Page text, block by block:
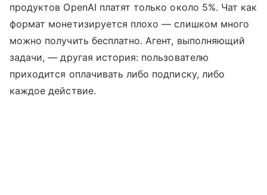
продуктов OpenAI платят только около 5%. Чат как
формат монетизируется плохо — слишком много
можно получить бесплатно. Агент, выполняющий
задачи, — другая история: пользователю
приходится оплачивать либо подписку, либо
каждое действие.